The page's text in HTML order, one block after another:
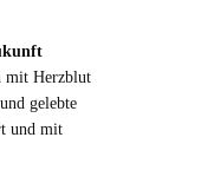
mit Herzblut
gelebte
und mit